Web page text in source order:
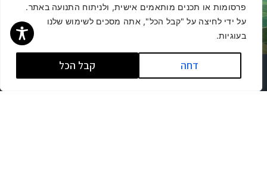
פרסומות או תכנים מותאמים אישית, ולניתוח התנועה באתר.
על ידי לחיצה על "קבל הכל", אתה מסכים לשימוש שלנו
בעוגיות.
דחה קבל הכל
לשיחת ייעוץ